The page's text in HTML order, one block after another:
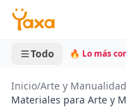
MINI CARRITO
0 productos
Todo 🔥 Lo más
Inicio/Arte y
Materiales para Arte y